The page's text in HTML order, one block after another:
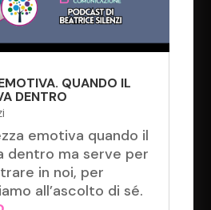
QUANDO IL
DENTRO
emotiva quando il
dentro ma serve per
in noi, per
all’ascolto di sé.